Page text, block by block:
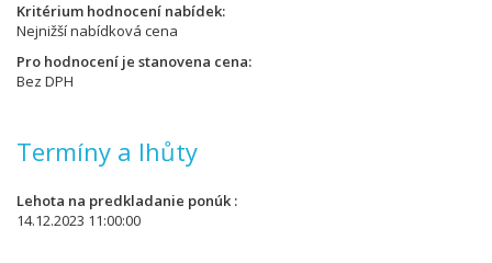
Kritérium hodnocení nabídek
Nejnižší nabídková cena
Pro hodnocení je stanovena cena
Bez DPH
Termíny a lhůty
Lehota na predkladanie ponúk
14.12.2023 11:00:00